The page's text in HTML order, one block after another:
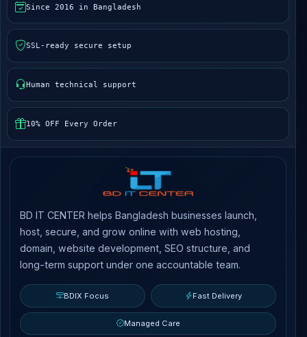
Since 2016 in Bangladesh
SSL-ready secure setup
Human technical support
10% OFF Every Order
BD IT CENTER helps Bangladesh businesses launch,
host, secure, and grow online with web hosting,
domain, website development, SEO structure, and
long-term support under one accountable team.
BDIX Focus Fast Delivery
Managed Care